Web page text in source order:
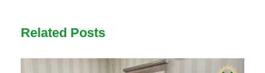
Related Posts